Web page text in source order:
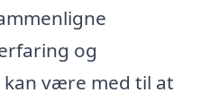
og
være med til at